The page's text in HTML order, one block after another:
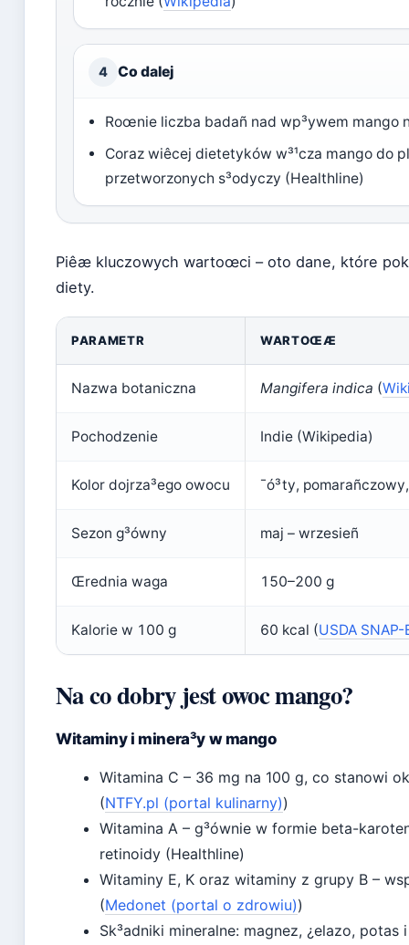
4 Co dalej
Roœnie liczba badañ nad wp³ywem
Coraz wiêcej dietetyków w³¹cza mango do
przetworzonych s³odyczy (Healthline)
Piêæ kluczowych wartoœci – oto dane, które
diety.
PARAMETR WARTOŒÆ
Nazwa botaniczna Mangifera indica (
Pochodzenie Indie (Wikipedia)
Kolor dojrza³ego owocu ¯ó³ty,
Sezon g³ówny maj – wrzesieñ
Œrednia waga 150–200 g
Kalorie w 100 g 60 kcal (USDA
Na co dobry jest owoc mango?
Witaminy i minera³y w mango
Witamina C – 36 mg na 100 g, co stanowi
(NTFY.pl (portal kulinarny))
Witamina A – g³ównie w formie beta-
retinoidy (Healthline)
Witaminy E, K oraz witaminy z grupy B –
(Medonet (portal o zdrowiu))
Sk³adniki mineralne: magnez, ¿elazo, potas